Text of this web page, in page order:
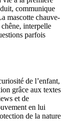
communique
mascotte chauve-
interpelle
parfois
de l’enfant,
grâce aux textes
et de
en lui
de la nature